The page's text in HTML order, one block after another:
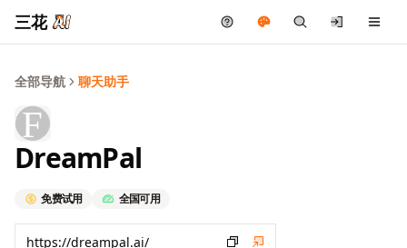
三花
全部导航 聊天助手
DreamPal
免费试用 全国可用